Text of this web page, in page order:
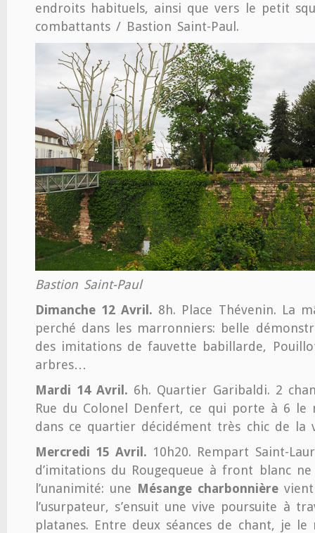
endroits habituels, ainsi que vers le petit
combattants / Bastion Saint-Paul.
Bastion Saint-Paul
Dimanche 12 Avril. 8h. Place Thévenin. La
perché dans les marronniers: belle
des imitations de fauvette babillarde,
arbres…
Mardi 14 Avril. 6h. Quartier Garibaldi. 2
Rue du Colonel Denfert, ce qui porte à 6 le
dans ce quartier décidément très chic de la
Mercredi 15 Avril. 10h20. Rempart Saint-
d’imitations du Rougequeue à front blanc
l’unanimité: une Mésange charbonnière
l’usurpateur, s’ensuit une vive poursuite à
platanes. Entre deux séances de chant, je le